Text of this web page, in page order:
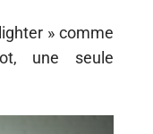
» comme
une seule